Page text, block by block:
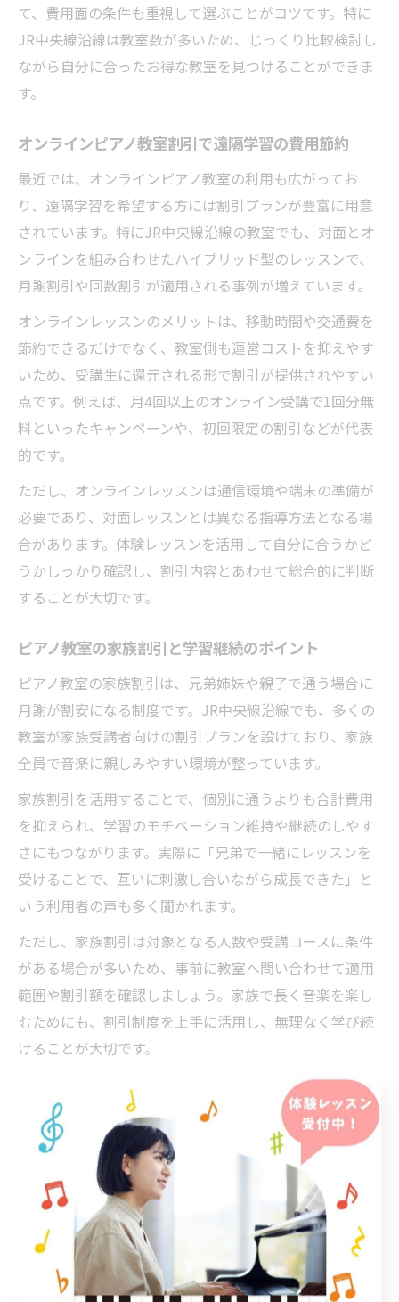
て、費用面の条件も重視して選ぶことがコツです。特に
JR中央線沿線は教室数が多いため、じっくり比較検討し
ながら自分に合ったお得な教室を見つけることができま
す。
オンラインピアノ教室割引で遠隔学習の費用節約
最近では、オンラインピアノ教室の利用も広がってお
り、遠隔学習を希望する方には割引プランが豊富に用意
されています。特にJR中央線沿線の教室でも、対面とオ
ンラインを組み合わせたハイブリッド型のレッスンで、
月謝割引や回数割引が適用される事例が増えています。
オンラインレッスンのメリットは、移動時間や交通費を
節約できるだけでなく、教室側も運営コストを抑えやす
いため、受講生に還元される形で割引が提供されやすい
点です。例えば、月4回以上のオンライン受講で1回分無
料といったキャンペーンや、初回限定の割引などが代表
的です。
ただし、オンラインレッスンは通信環境や端末の準備が
必要であり、対面レッスンとは異なる指導方法となる場
合があります。体験レッスンを活用して自分に合うかど
うかしっかり確認し、割引内容とあわせて総合的に判断
することが大切です。
ピアノ教室の家族割引と学習継続のポイント
ピアノ教室の家族割引は、兄弟姉妹や親子で通う場合に
月謝が割安になる制度です。JR中央線沿線でも、多くの
教室が家族受講者向けの割引プランを設けており、家族
全員で音楽に親しみやすい環境が整っています。
家族割引を活用することで、個別に通うよりも合計費用
を抑えられ、学習のモチベーション維持や継続のしやす
さにもつながります。実際に「兄弟で一緒にレッスンを
受けることで、互いに刺激し合いながら成長できた」と
いう利用者の声も多く聞かれます。
ただし、家族割引は対象となる人数や受講コースに条件
がある場合が多いため、事前に教室へ問い合わせて適用
範囲や割引額を確認しましょう。家族で長く音楽を楽し
むためにも、割引制度を上手に活用し、無理なく学び続
けることが大切です。
割引でお得に学べるJR中央
線のピアノ教室情報
JR中央線沿線ピアノ教室の注目割引を徹底解説
JR中央線沿線には多彩なピアノ教室が点在しており、各
教室が独自の割引制度を用意しています。代表的な割引